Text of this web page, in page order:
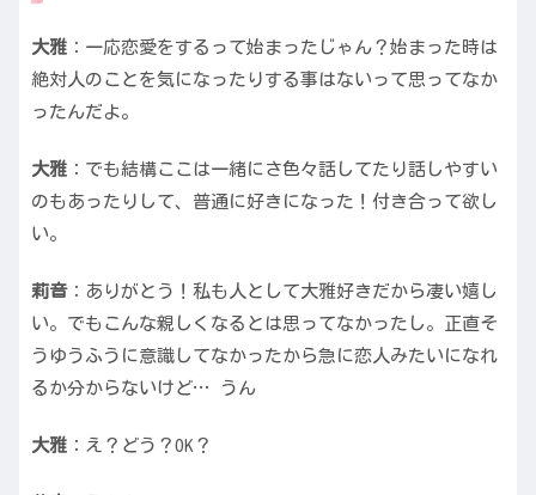
大雅 ：一応恋愛をするって始まったじゃん？始まった時は
絶対人のことを気になったりする事はないって思ってなか
ったんだよ。
大雅 ：でも結構ここは一緒にさ色々話してたり話しやすい
のもあったりして、普通に好きになった！付き合って欲し
い。
莉音：ありがとう！私も人として大雅好きだから凄い嬉し
い。でもこんな親しくなるとは思ってなかったし。正直そ
うゆうふうに意識してなかったから急に恋人みたいになれ
るか分からないけど… うん
大雅 ：え？どう？OK？